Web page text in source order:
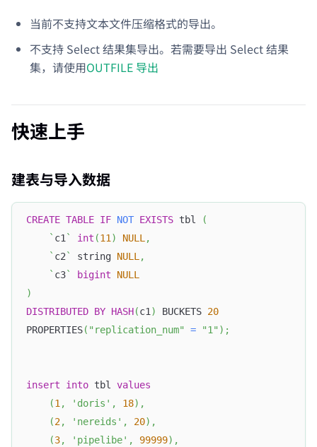
当前不支持文本文件压缩格式的导出。
不支持 Select 结果集导出。若需要导出 Select 结果
集，请使用OUTFILE 导出
快速上手
建表与导入数据
CREATE TABLE IF NOT EXISTS tbl
(
` c1` int (11) NULL,
` c2` string NULL,
` c3` bigint
NULL
)
DISTRIBUTED BY HASH(c1) BUCKETS 20
PROPERTIES( "replication_num" = "1" ) ;
insert into tbl values
(1, 'doris' , 18) ,
(2, 'nereids' , 20) ,
(3, 'pipelibe' , 99999) ,